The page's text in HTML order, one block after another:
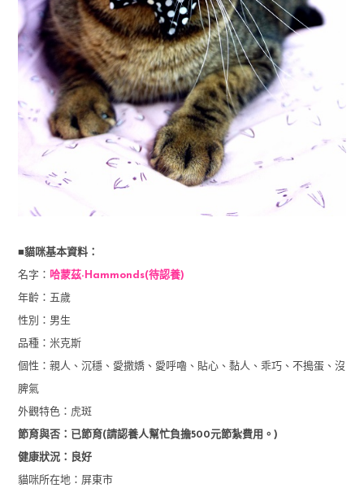
■貓咪基本資料：
名字： 哈蒙茲-Hammonds(待認養)
年齡：五歲
性別：男生
品種：米克斯
個性：親人、沉穩、愛撒嬌、愛呼嚕、貼心、黏人、乖巧、不搗蛋、沒
脾氣
外觀特色：虎斑
節育與否：已節育(請認養人幫忙負擔500元節紮費用。)
健康狀況：良好
貓咪所在地：屏東市